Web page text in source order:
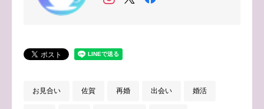
お見合い 佐賀 再婚 出会い 婚活